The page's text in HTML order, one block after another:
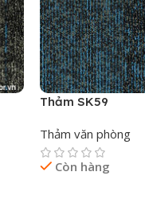
Thảm SK59
Thảm văn phòng
Còn hàng